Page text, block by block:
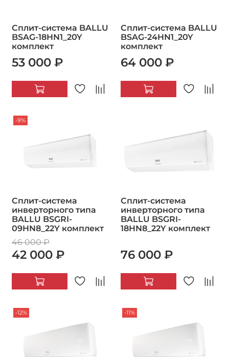
Сплит-система BALLU
BSAG-18HN1_20Y
комплект
53 000 ₽
Сплит-система BALLU
BSAG-24HN1_20Y
комплект
64 000 ₽
-9%
Сплит-система
инверторного типа
BALLU BSGRI-
09HN8_22Y комплект
46 000 ₽
42 000 ₽
Сплит-система
инверторного типа
BALLU BSGRI-
18HN8_22Y комплект
76 000 ₽
-12% -11%